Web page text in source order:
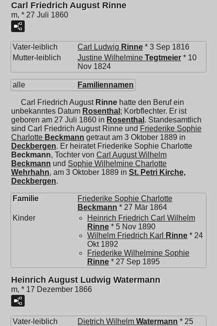
Carl Friedrich August Rinne
m, * 27 Juli 1860
Vater-leiblich Carl Ludwig Rinne * 3 Sep 1816
Mutter-leiblich
Justine Wilhelmine Tegtmeier * 10
Nov 1824
alle Familiennamen
Carl Friedrich August Rinne hatte den Beruf ein
unbekanntes Datum Rosenthal ; Korbflechter. Er ist
geboren am 27 Juli 1860 in Rosenthal . Standesamtlich
sind Carl Friedrich August Rinne und Friederike Sophie
Charlotte Beckmann getraut am 3 Oktober 1889 in
Deckbergen. Er heiratet Friederike Sophie Charlotte
Beckmann, Tochter von Carl August Wilhelm
Beckmann und Sophie Wilhelmine Charlotte
Wehrhahn, am 3 Oktober 1889 in St. Petri Kirche,
Deckbergen.
Familie
Friederike Sophie Charlotte
Beckmann * 27 Mär 1864
Kinder
Heinrich Friedrich Carl Wilhelm
Rinne * 5 Nov 1890
Wilhelm Friedrich Karl
Rinne * 24
Okt 1892
Friederike Wilhelmine Sophie
Rinne * 27 Sep 1895
Heinrich August Ludwig Watermann
m, * 17 Dezember 1866
Vater-leiblich Dietrich Wilhelm Watermann * 25